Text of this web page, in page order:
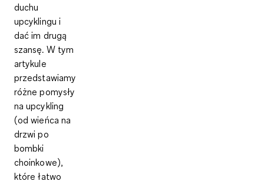
duchu
upcyklingu i
dać im drugą
szansę. W tym
artykule
przedstawiamy
różne pomysły
na upcykling
(od wieńca na
drzwi po
bombki
choinkowe),
które łatwo